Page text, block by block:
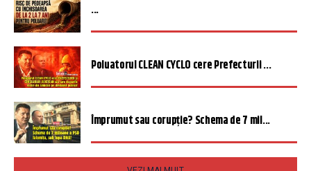
...
Poluatorul CLEAN CYCLO cere Prefecturii ...
Împrumut sau corupție? Schema de 7 mil...